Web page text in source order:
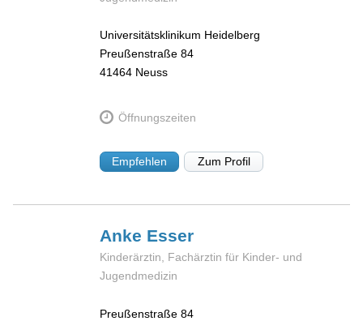
Universitätsklinikum Heidelberg
Preußenstraße 84
41464 Neuss
Öffnungszeiten
Empfehlen Zum Profil
Anke Esser
Kinderärztin, Fachärztin für Kinder- und
Jugendmedizin
Preußenstraße 84